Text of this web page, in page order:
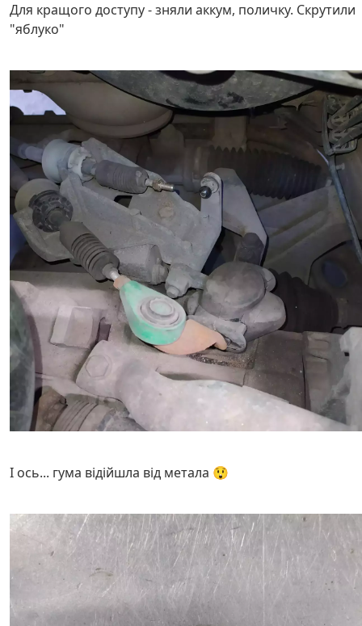
Для кращого доступу - зняли аккум, поличку. Скрутили
"яблуко"
І ось... гума відійшла від метала 😲